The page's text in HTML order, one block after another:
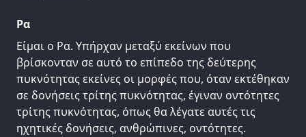
Ρα
Είμαι ο Ρα. Υπήρχαν μεταξύ εκείνων που
βρίσκονταν σε αυτό το επίπεδο της δεύτερης
πυκνότητας εκείνες οι μορφές που, όταν εκτέθηκαν
σε δονήσεις τρίτης πυκνότητας, έγιναν οντότητες
τρίτης πυκνότητας, όπως θα λέγατε αυτές τις
ηχητικές δονήσεις, ανθρώπινες, οντότητες.